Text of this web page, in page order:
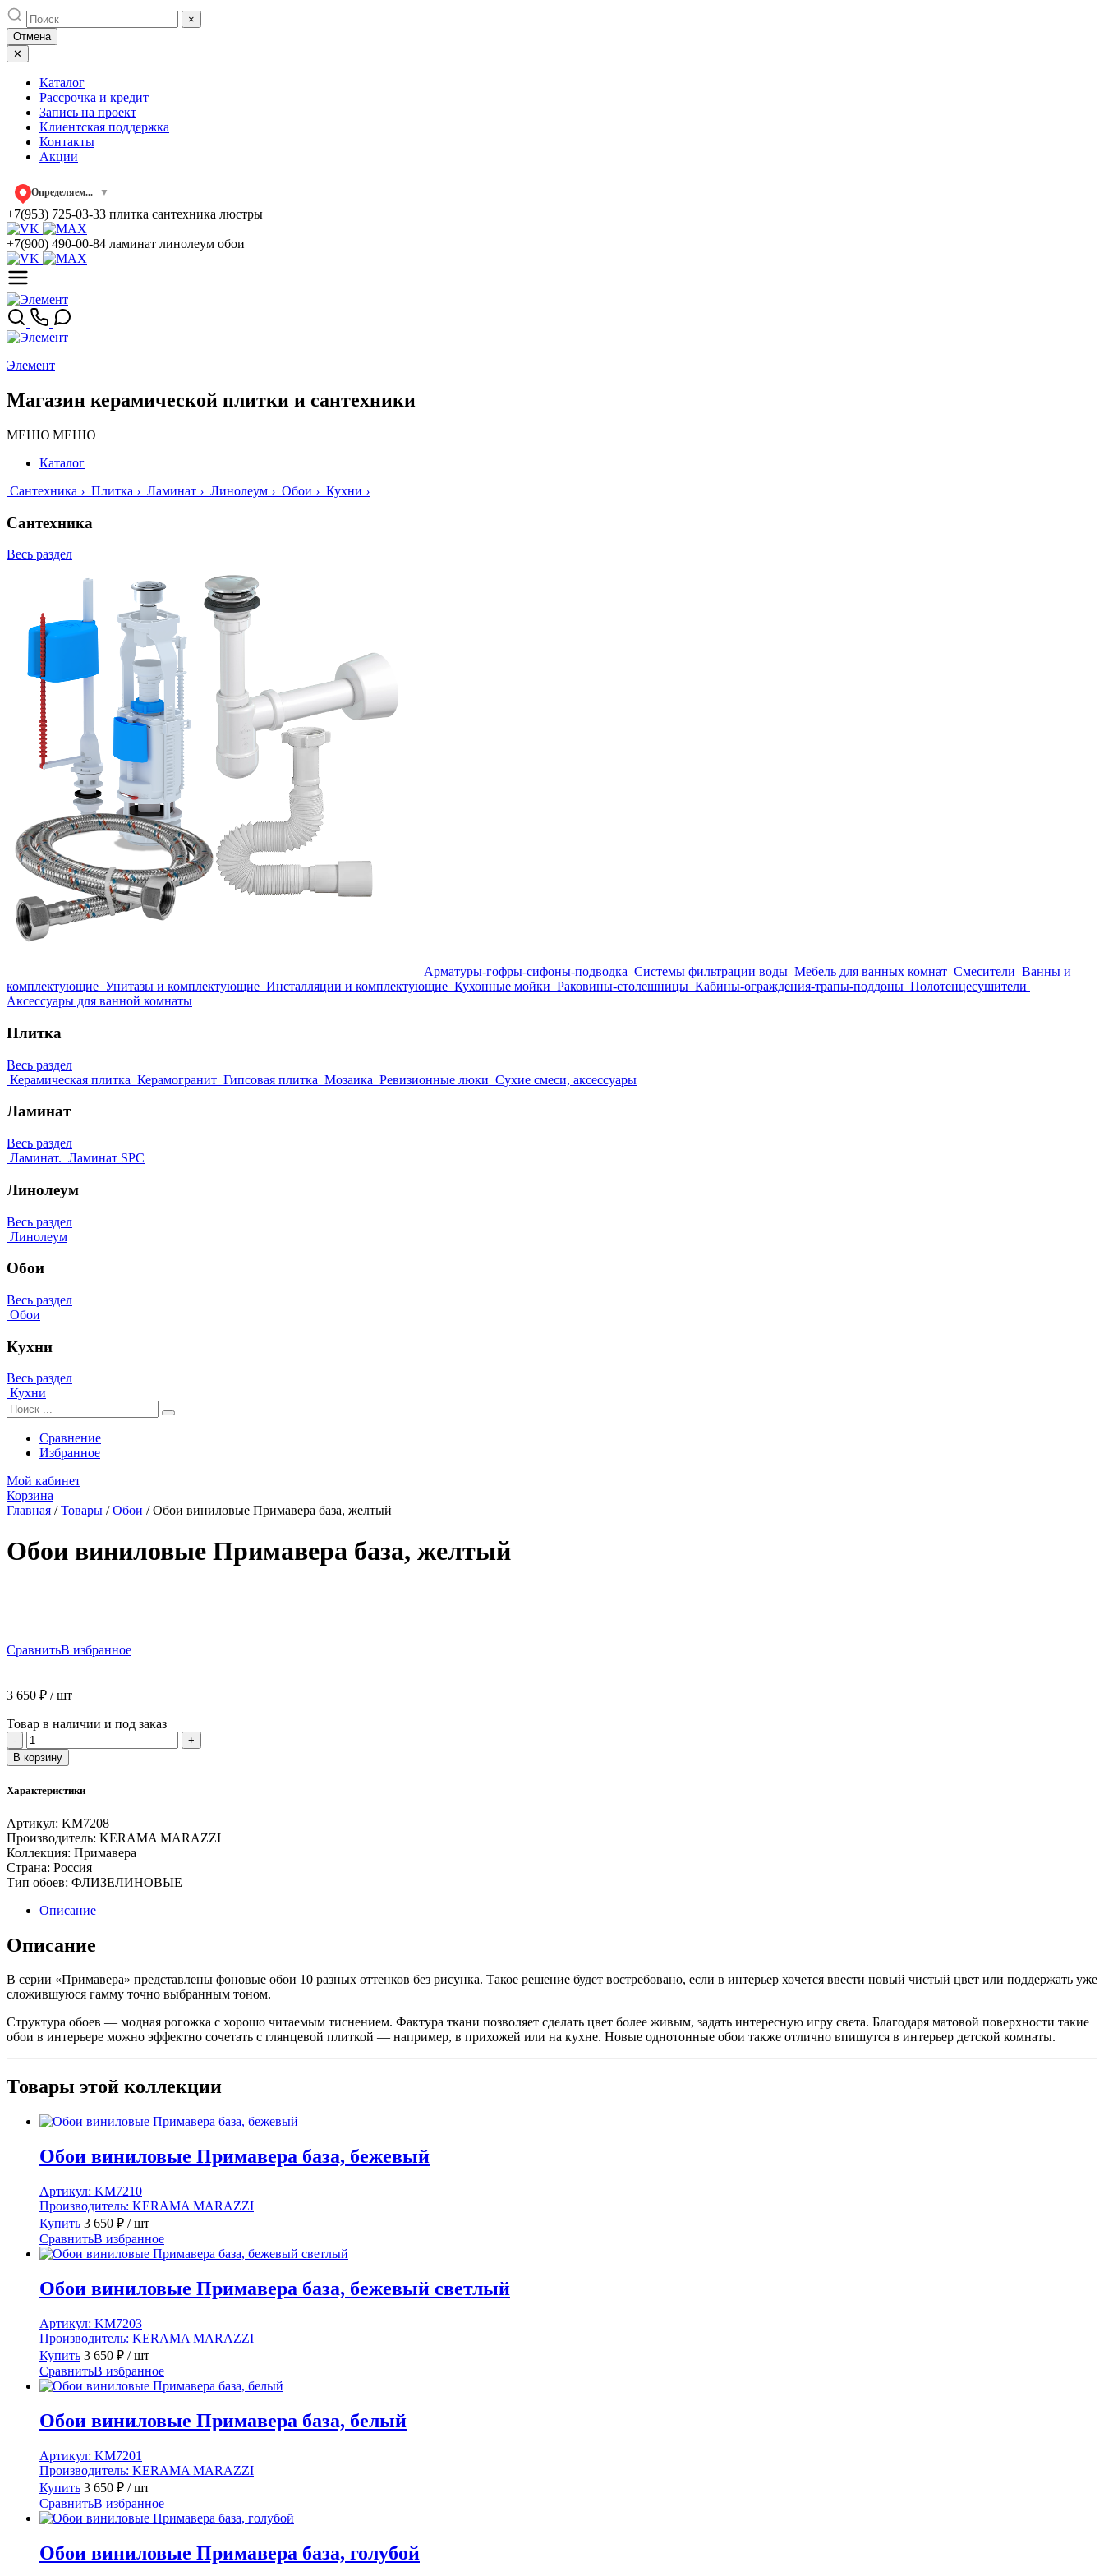
Skip
to
content
×
Отмена
✕
Каталог
Рассрочка и кредит
Запись на проект
Клиентская поддержка
Контакты
Акции
Определяем... ▼
+7(953) 725-03-33 плитка сантехника люстры
+7(900) 490-00-84 ламинат линолеум обои
Элемент
Магазин керамической плитки и сантехники
МЕНЮ МЕНЮ
Каталог
Сантехника › Плитка › Ламинат › Линолеум › Обои › Кухни ›
Сантехника
Весь раздел
Арматуры-гофры-сифоны-подводка Системы фильтрации воды Мебель для ванных комнат Смесители Ванны и
комплектующие Унитазы и комплектующие Инсталляции и комплектующие Кухонные мойки Раковины-столешницы Кабины-ограждения-трапы-поддоны Полотенцесушители
Аксессуары для ванной комнаты
Плитка
Весь раздел
Керамическая плитка Керамогранит Гипсовая плитка Мозаика Ревизионные люки Сухие смеси, аксессуары
Ламинат
Весь раздел
Ламинат. Ламинат SPC
Линолеум
Весь раздел
Линолеум
Обои
Весь раздел
Обои
Кухни
Весь раздел
Кухни
Сравнение
Избранное
Мой кабинет
Корзина
Главная /Товары /Обои /Обои виниловые Примавера база, желтый
Обои виниловые Примавера база, желтый
СравнитьВ избранное
3 650 ₽ / шт
Товар в наличии и под заказ
-
Количество
товара
Обои
Примавера
желтый
+
В корзину
Характеристики
Артикул: KM7208
Производитель: KERAMA MARAZZI
Коллекция: Примавера
Страна: Россия
Тип обоев: ФЛИЗЕЛИНОВЫЕ
Описание
Описание
В серии «Примавера» представлены фоновые обои 10 разных оттенков без рисунка. Такое решение будет востребовано, если в интерьер хочется ввести новый чистый цвет или поддержать уже
сложившуюся гамму точно выбранным тоном.
Структура обоев — модная рогожка с хорошо читаемым тиснением. Фактура ткани позволяет сделать цвет более живым, задать интересную игру света. Благодаря матовой поверхности такие
обои в интерьере можно эффектно сочетать с глянцевой плиткой — например, в прихожей или на кухне. Новые однотонные обои также отлично впишутся в интерьер детской комнаты.
Товары этой коллекции
Обои виниловые Примавера база, бежевый
Артикул: KM7210
Производитель: KERAMA MARAZZI
Купить 3 650 ₽ / шт
СравнитьВ избранное
Обои виниловые Примавера база, бежевый светлый
Артикул: KM7203
Производитель: KERAMA MARAZZI
Купить 3 650 ₽ / шт
СравнитьВ избранное
Обои виниловые Примавера база, белый
Артикул: KM7201
Производитель: KERAMA MARAZZI
Купить 3 650 ₽ / шт
СравнитьВ избранное
Обои виниловые Примавера база, голубой